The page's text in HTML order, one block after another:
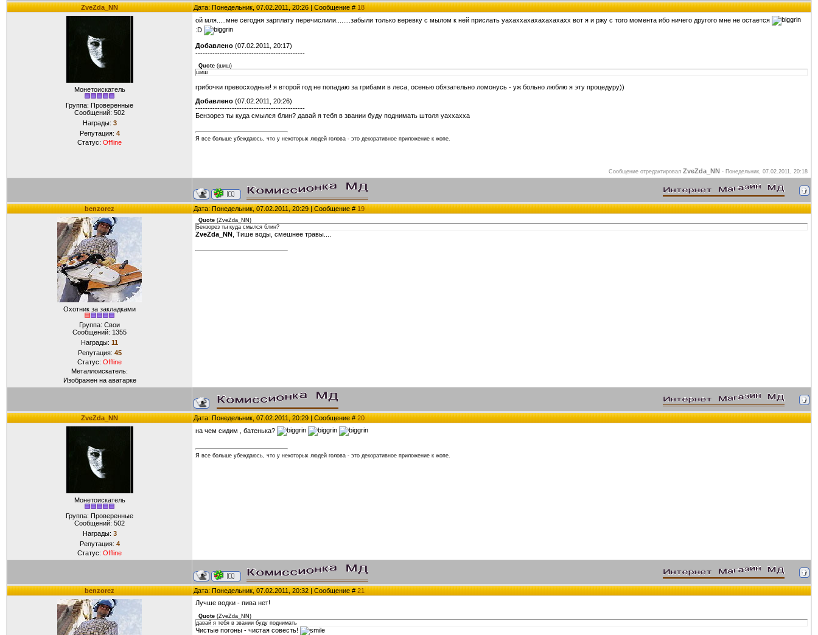
ZveZda_NN Дата: Понедельник, 07.02.2011, 20:26 | Сообщение #18
Монетоискатель
Группа: Проверенные
Сообщений: 502
Награды: 3
Репутация: 4
Статус: Offline
ой мля.....мне сегодня зарплату перечислили........забыли только веревку с мылом к ней прислать уахаххахахахахахахх вот я и ржу с того момента ибо ничего другого мне не остается
:D
Добавлено (07.02.2011, 20:17)
---------------------------------------------
Quote (шиш)
шиш
грибочки превосходные! я второй год не попадаю за грибами в леса, осенью обязательно ломонусь - уж больно люблю я эту процедуру))
Добавлено (07.02.2011, 20:26)
---------------------------------------------
Бензорез ты куда смылся блин? давай я тебя в звании буду поднимать штоля уаххахха
Я все больше убеждаюсь, что у некоторых людей голова - это декоративное приложение к жопе.
Сообщение отредактировал ZveZda_NN - Понедельник, 07.02.2011, 20:18
benzorez Дата: Понедельник, 07.02.2011, 20:29 | Сообщение #19
Охотник за закладками
Группа: Свои
Сообщений: 1355
Награды: 11
Репутация: 45
Статус: Offline
Металлоискатель:
Изображен на аватарке
Quote (ZveZda_NN )
Бензорез ты куда смылся блин?
ZveZda_NN , Тише воды, смешнее травы....
ZveZda_NN Дата: Понедельник, 07.02.2011, 20:29 | Сообщение #20
Монетоискатель
Группа: Проверенные
Сообщений: 502
Награды: 3
Репутация: 4
Статус: Offline
на чем сидим , батенька?
Я все больше убеждаюсь, что у некоторых людей голова - это декоративное приложение к жопе.
benzorez Дата: Понедельник, 07.02.2011, 20:32 | Сообщение #21
Лучше водки - пива нет!
Quote (ZveZda_NN )
давай я тебя в звании буду поднимать
Чистые погоны - чистая совесть!